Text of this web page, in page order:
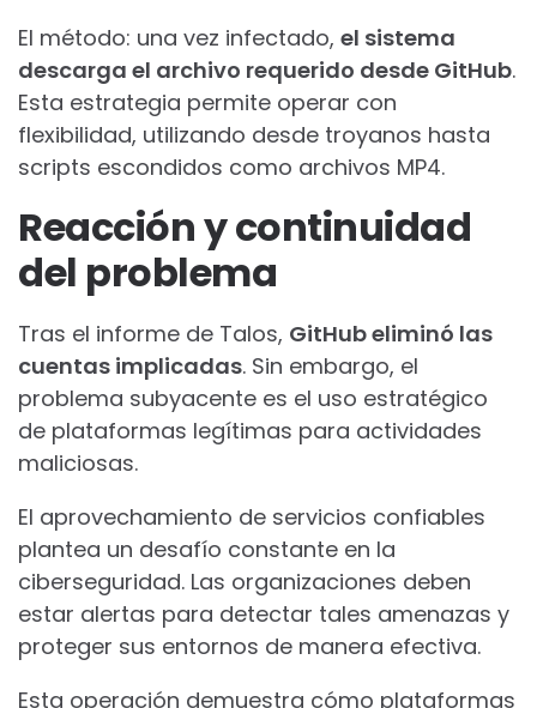
El método: una vez infectado, el sistema
descarga el archivo requerido desde GitHub.
Esta estrategia permite operar con
flexibilidad, utilizando desde troyanos hasta
scripts escondidos como archivos MP4.
Reacción y continuidad
del problema
Tras el informe de Talos, GitHub eliminó las
cuentas implicadas. Sin embargo, el
problema subyacente es el uso estratégico
de plataformas legítimas para actividades
maliciosas.
El aprovechamiento de servicios confiables
plantea un desafío constante en la
ciberseguridad. Las organizaciones deben
estar alertas para detectar tales amenazas y
proteger sus entornos de manera efectiva.
Esta operación demuestra cómo plataformas